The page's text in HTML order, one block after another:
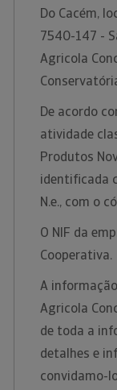
Do Cacém,
7540-147 -
Agricola
De acordo
atividade
Produtos
identificada
N.e., com o
O NIF da
Cooperativa.
A
Agricola
de toda a
detalhes e
convidamo-